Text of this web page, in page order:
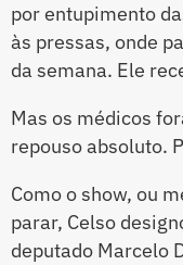
por entupimento
às pressas, onde
da semana. Ele
Mas os médicos
repouso absoluto.
Como o show, ou
parar, Celso
deputado Marcelo